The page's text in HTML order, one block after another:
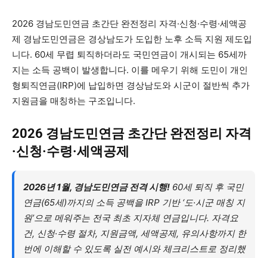
2026 경남도민연금 초간단 완전정리 자격·신청·수령·세액공
제 경남도민연금은 경상남도가 도입한 노후 소득 지원 제도입
니다. 60세 무렵 퇴직하더라도 국민연금이 개시되는 65세까
지는 소득 공백이 발생합니다. 이를 메우기 위해 도민이 개인
형퇴직연금(IRP)에 납입하면 경상남도와 시군이 절반씩 추가
지원금을 매칭하는 구조입니다.
2026 경남도민연금 초간단 완전정리 자격
·신청·수령·세액공제
2026년 1월, 경남도민연금 전격 시행! 60세 퇴직 후 국민
연금(65세)까지의 소득 공백을 IRP 기반 ‘도·시군 매칭 지
원’으로 메워주는 전국 최초 지자체 연금입니다. 자격요
건, 신청·수령 절차, 지원금액, 세액공제, 유의사항까지 한
번에 이해할 수 있도록 실전 예시와 체크리스트로 정리했